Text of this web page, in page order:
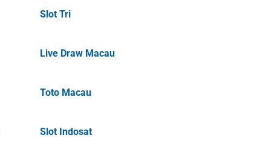
Slot Tri
Live Draw Macau
Toto Macau
Slot Indosat